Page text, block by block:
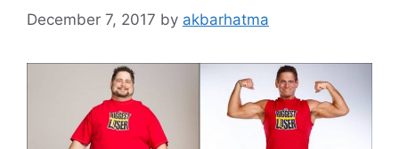
December 7, 2017 by akbarhatma